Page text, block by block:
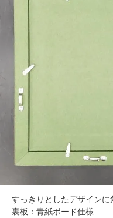
すっきりとしたデザインに
裏板：青紙ボード仕様